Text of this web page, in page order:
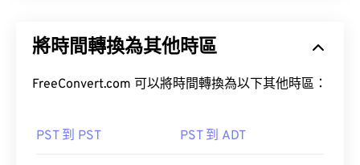
將時間轉換為其他時區
FreeConvert.com 可以將時間轉換為以下其他時區：
PST 到 PST PST 到 ADT